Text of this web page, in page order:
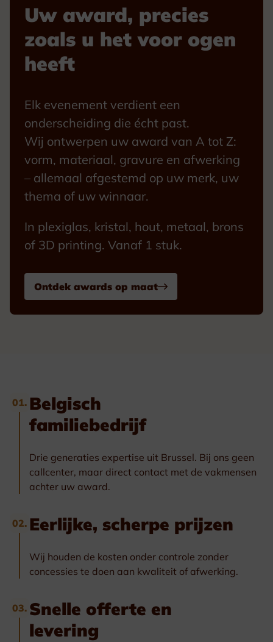
Uw award, precies
zoals u het voor ogen
heeft
Elk evenement verdient een
onderscheiding die écht past.
Wij ontwerpen uw award van A tot Z:
vorm, materiaal, gravure en afwerking
– allemaal afgestemd op uw merk, uw
thema of uw winnaar.
In plexiglas, kristal, hout, metaal, brons
of 3D printing. Vanaf 1 stuk.
Ontdek awards op maat
01. Belgisch
familiebedrijf
Drie generaties expertise uit Brussel. Bij ons geen
callcenter, maar direct contact met de vakmensen
achter uw award.
02. Eerlijke, scherpe prijzen
Wij houden de kosten onder controle zonder
concessies te doen aan kwaliteit of afwerking.
03. Snelle offerte en
levering